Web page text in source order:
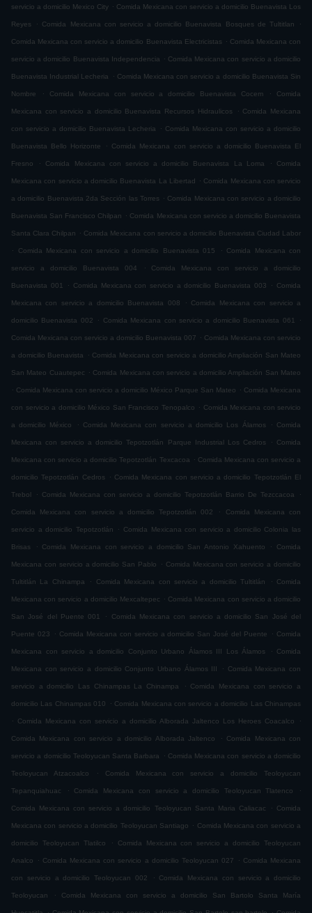
servicio a domicilio Mexico City . Comida Mexicana con servicio a domicilio Buenavista Los
Reyes . Comida Mexicana con servicio a domicilio Buenavista Bosques de Tultitlan .
Comida Mexicana con servicio a domicilio Buenavista Electricistas . Comida Mexicana con
servicio a domicilio Buenavista Independencia . Comida Mexicana con servicio a domicilio
Buenavista Industrial Lecheria . Comida Mexicana con servicio a domicilio Buenavista Sin
Nombre . Comida Mexicana con servicio a domicilio Buenavista Cocem . Comida
Mexicana con servicio a domicilio Buenavista Recursos Hidraulicos . Comida Mexicana
con servicio a domicilio Buenavista Lecheria . Comida Mexicana con servicio a domicilio
Buenavista Bello Horizonte . Comida Mexicana con servicio a domicilio Buenavista El
Fresno . Comida Mexicana con servicio a domicilio Buenavista La Loma . Comida
Mexicana con servicio a domicilio Buenavista La Libertad . Comida Mexicana con servicio
a domicilio Buenavista 2da Sección las Torres . Comida Mexicana con servicio a domicilio
Buenavista San Francisco Chilpan . Comida Mexicana con servicio a domicilio Buenavista
Santa Clara Chilpan . Comida Mexicana con servicio a domicilio Buenavista Ciudad Labor
.
Comida Mexicana con servicio a domicilio Buenavista 015 . Comida Mexicana con
servicio a domicilio Buenavista 004 . Comida Mexicana con servicio a domicilio
Buenavista 001 . Comida Mexicana con servicio a domicilio Buenavista 003 . Comida
Mexicana con servicio a domicilio Buenavista 008 . Comida Mexicana con servicio a
domicilio Buenavista 002 . Comida Mexicana con servicio a domicilio Buenavista 061 .
Comida Mexicana con servicio a domicilio Buenavista 007 . Comida Mexicana con servicio
a domicilio Buenavista . Comida Mexicana con servicio a domicilio Ampliación San Mateo
San Mateo Cuautepec . Comida Mexicana con servicio a domicilio Ampliación San Mateo
. Comida Mexicana con servicio a domicilio México Parque San Mateo . Comida Mexicana
con servicio a domicilio México San Francisco Tenopalco . Comida Mexicana con servicio
a domicilio México . Comida Mexicana con servicio a domicilio Los Álamos . Comida
Mexicana con servicio a domicilio Tepotzotlán Parque Industrial Los Cedros . Comida
Mexicana con servicio a domicilio Tepotzotlán Texcacoa . Comida Mexicana con servicio a
domicilio Tepotzotlán Cedros . Comida Mexicana con servicio a domicilio Tepotzotlán El
Trebol . Comida Mexicana con servicio a domicilio Tepotzotlán Barrio De Tezccacoa .
Comida Mexicana con servicio a domicilio Tepotzotlán 002 . Comida Mexicana con
servicio a domicilio Tepotzotlán . Comida Mexicana con servicio a domicilio Colonia las
Brisas . Comida Mexicana con servicio a domicilio San Antonio Xahuento . Comida
Mexicana con servicio a domicilio San Pablo . Comida Mexicana con servicio a domicilio
Tultitlán La Chinampa . Comida Mexicana con servicio a domicilio Tultitlán . Comida
Mexicana con servicio a domicilio Mexcaltepec . Comida Mexicana con servicio a domicilio
San José del Puente 001 . Comida Mexicana con servicio a domicilio San José del
Puente 023 . Comida Mexicana con servicio a domicilio San José del Puente . Comida
Mexicana con servicio a domicilio Conjunto Urbano Álamos III Los Álamos . Comida
Mexicana con servicio a domicilio Conjunto Urbano Álamos III . Comida Mexicana con
servicio a domicilio Las Chinampas La Chinampa . Comida Mexicana con servicio a
domicilio Las Chinampas 010 . Comida Mexicana con servicio a domicilio Las Chinampas
.
Comida Mexicana con servicio a domicilio Alborada Jaltenco Los Heroes Coacalco .
Comida Mexicana con servicio a domicilio Alborada Jaltenco . Comida Mexicana con
servicio a domicilio Teoloyucan Santa Barbara . Comida Mexicana con servicio a domicilio
Teoloyucan Atzacoalco . Comida Mexicana con servicio a domicilio Teoloyucan
Tepanquiahuac . Comida Mexicana con servicio a domicilio Teoloyucan Tlatenco .
Comida Mexicana con servicio a domicilio Teoloyucan Santa Maria Caliacac . Comida
Mexicana con servicio a domicilio Teoloyucan Santiago . Comida Mexicana con servicio a
domicilio Teoloyucan Tlatilco . Comida Mexicana con servicio a domicilio Teoloyucan
Analco . Comida Mexicana con servicio a domicilio Teoloyucan 027 . Comida Mexicana
con servicio a domicilio Teoloyucan 002 . Comida Mexicana con servicio a domicilio
Teoloyucan . Comida Mexicana con servicio a domicilio San Bartolo Santa María
. .